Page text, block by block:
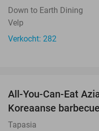
Down to Earth Dining
Velp
Verkocht: 282
All-You-Can-Eat
Koreaanse
Tapasia